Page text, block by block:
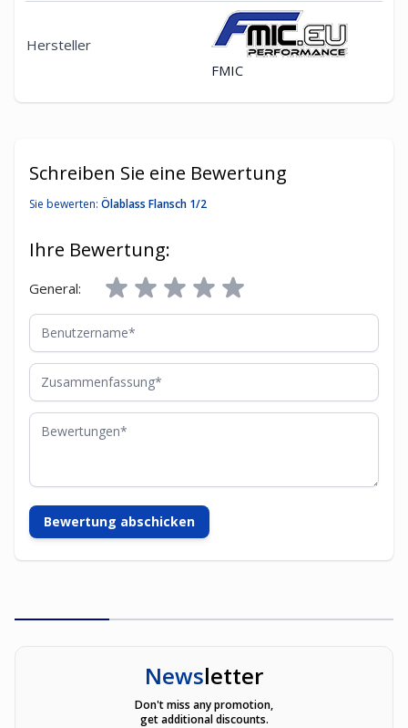
Hersteller
FMIC
Schreiben Sie eine Bewertung
Sie bewerten: Ölablass Flansch 1/2
Ihre Bewertung:
General:
Benutzername
Zusammenfassung
Bewertungen
Bewertung abschicken
Newsletter
Don't miss any promotion,
get additional discounts.